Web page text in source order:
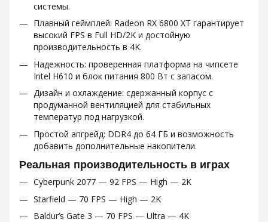
системы.
Плавный геймплей: Radeon RX 6800 XT гарантирует
высокий FPS в Full HD/2K и достойную
производительность в 4K.
Надежность: проверенная платформа на чипсете
Intel H610 и блок питания 800 Вт с запасом.
Дизайн и охлаждение: сдержанный корпус с
продуманной вентиляцией для стабильных
температур под нагрузкой.
Простой апгрейд: DDR4 до 64 ГБ и возможность
добавить дополнительные накопители.
Реальная производительность в играх
Cyberpunk 2077 — 92 FPS — High — 2K
Starfield — 70 FPS — High — 2K
Baldur’s Gate 3 — 70 FPS — Ultra — 4K